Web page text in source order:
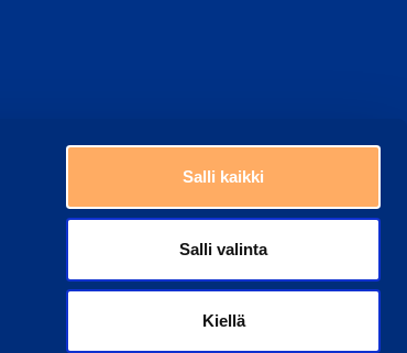
Salli kaikki
Salli valinta
Kiellä